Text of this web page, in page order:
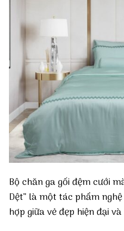
Bộ chăn ga gối đệm cưới
Dệt” là một tác phẩm
hợp giữa vẻ đẹp hiện đại